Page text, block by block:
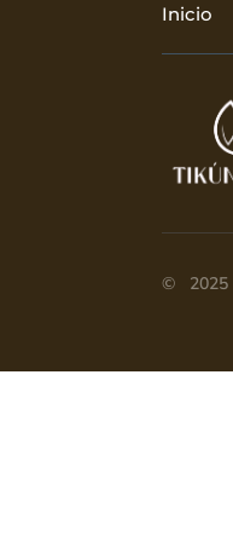
Inicio
© 2025